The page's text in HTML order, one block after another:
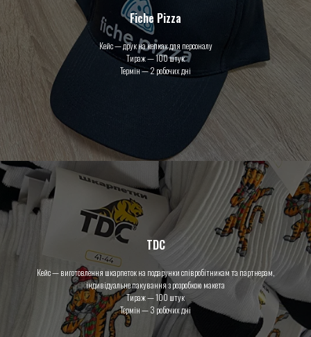
Fiche Pizza
Кейс — друк на кепках для персоналу
Тираж — 100 штук
Термін — 2 робочих дні
TDC
Кейс — виготовлення шкарпеток на подарунки співробітникам та партнерам,
індивідуальне пакування з розробкою макета
Тираж — 100 штук
Термін — 3 робочих дні